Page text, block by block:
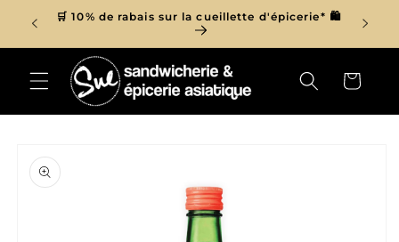
passer
contenu
150$ 🛒 10% de rabais sur la cueillette d'épicerie* 🛍
Panier
informations
produits